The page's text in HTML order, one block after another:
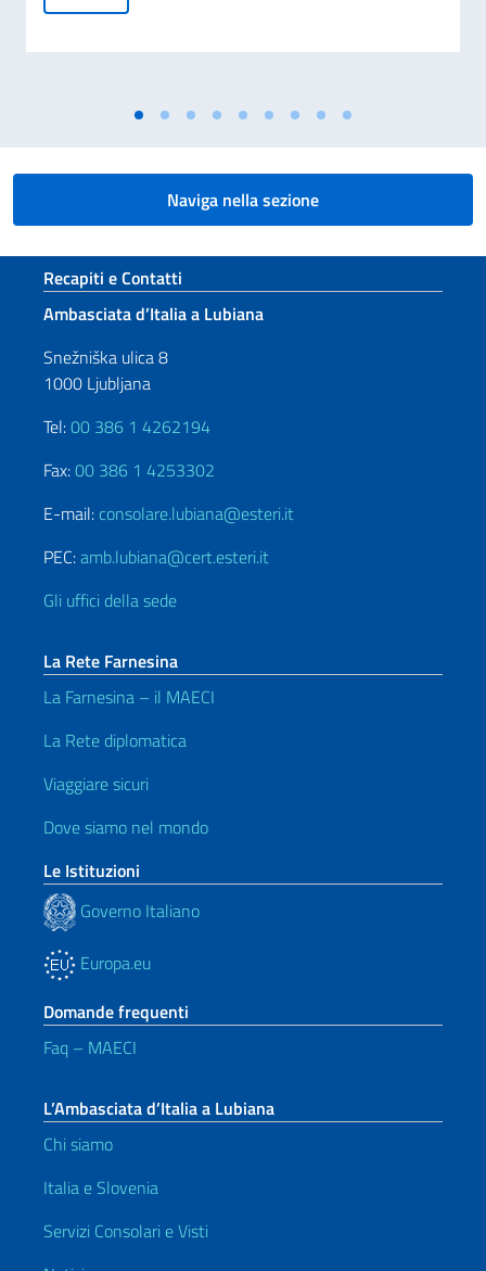
Naviga nella sezione
Sezione footer
Recapiti e Contatti
Ambasciata d’Italia a Lubiana
Snežniška ulica 8
1000 Ljubljana
Tel:00 386 1 4262194
Fax:00 386 1 4253302
E-mail: consolare.lubiana@esteri.it
PEC:amb.lubiana@cert.esteri.it
Gli uffici della sede
La Rete Farnesina
La Farnesina – il MAECI
La Rete diplomatica
Viaggiare sicuri
Dove siamo nel mondo
Le Istituzioni
Governo Italiano
Europa.eu
Domande frequenti
Faq – MAECI
L’Ambasciata d’Italia a Lubiana
Chi siamo
Italia e Slovenia
Servizi Consolari e Visti